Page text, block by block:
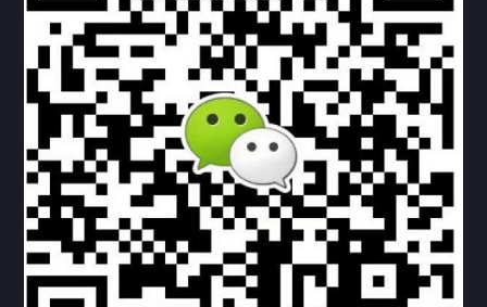
资料下载 视频中心
常见问题
购买流程 版权条款
北京乾行捷通荣获阿里巴巴国际站多项年度荣誉，持续引